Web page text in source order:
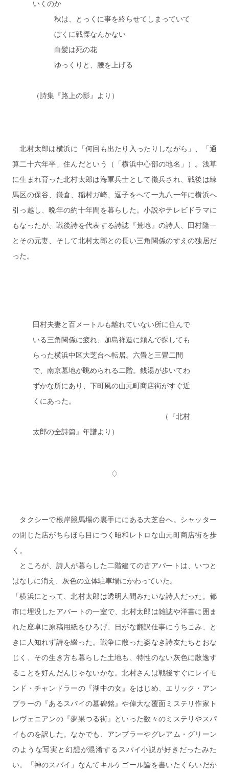
いくのか
秋は、とっくに事を終らせてしまっていて
ぼくに戦慄なんかない
白髪は死の花
ゆっくりと、腰を上げる
（詩集『路上の影』より）
北村太郎は横浜に「何回も出たり入ったりしながら」、「通
算二十六年半」住んだという（「横浜中心部の地名」）。浅草
に生まれ育った北村太郎は海軍兵士として徴兵され、戦後は練
馬区の保谷、鎌倉、稲村ガ崎、逗子をへて一九八一年に横浜へ
引っ越し、晩年の約十年間を暮らした。小説やテレビドラマに
もなったが、戦後詩を代表する詩誌『荒地』の詩人、田村隆一
とその元妻、そして北村太郎との長い三角関係のすえの独居だ
った。
田村夫妻と百メートルも離れていない所に住んで
いる三角関係に疲れ、加島祥造に頼んで探しても
らった横浜中区大芝台へ転居。六畳と三畳二間
で、南京墓地が眺められる二階。銭湯が歩いてわ
ずかな所にあり、下町風の山元町商店街がすぐ近
くにあった。
（『北村
太郎の全詩篇』年譜より）
♢
タクシーで根岸競馬場の裏手ににある大芝台へ。シャッター
の閉じた店がちらほら目につく昭和レトロな山元町商店街を歩
く。
ところが、詩人が暮らした二階建ての古アパートは、いつと
はなしに消え、灰色の立体駐車場にかわっていた。
「横浜にとって、北村太郎は透明人間みたいな詩人だった。都
市に埋没したアパートの一室で、北村太郎は雑誌や洋書に囲ま
れた座卓に原稿用紙をひろげ、日がな翻訳仕事にうちこみ、と
きに人知れず詩を綴った。戦争に散った姿なき詩友たちとおな
じく、その生き方も暮らした土地も、特性のない灰色に散逸す
ることを好んだんじゃないかな。北村さんは戦後すぐにレイモ
ンド・チャンドラーの『湖中の女』をはじめ、エリック・アン
ブラーの『あるスパイの墓碑銘』や偉大な覆面ミステリ作家ト
レヴェニアンの『夢果つる街』といった数々のミステリやスパ
イものを訳した。なかでも、アンブラーやグレアム・グリーン
のような写実と幻想が混淆するスパイ小説が好きだったみた
い。「神のスパイ」なんてキルケゴール論を書いたくらいだか